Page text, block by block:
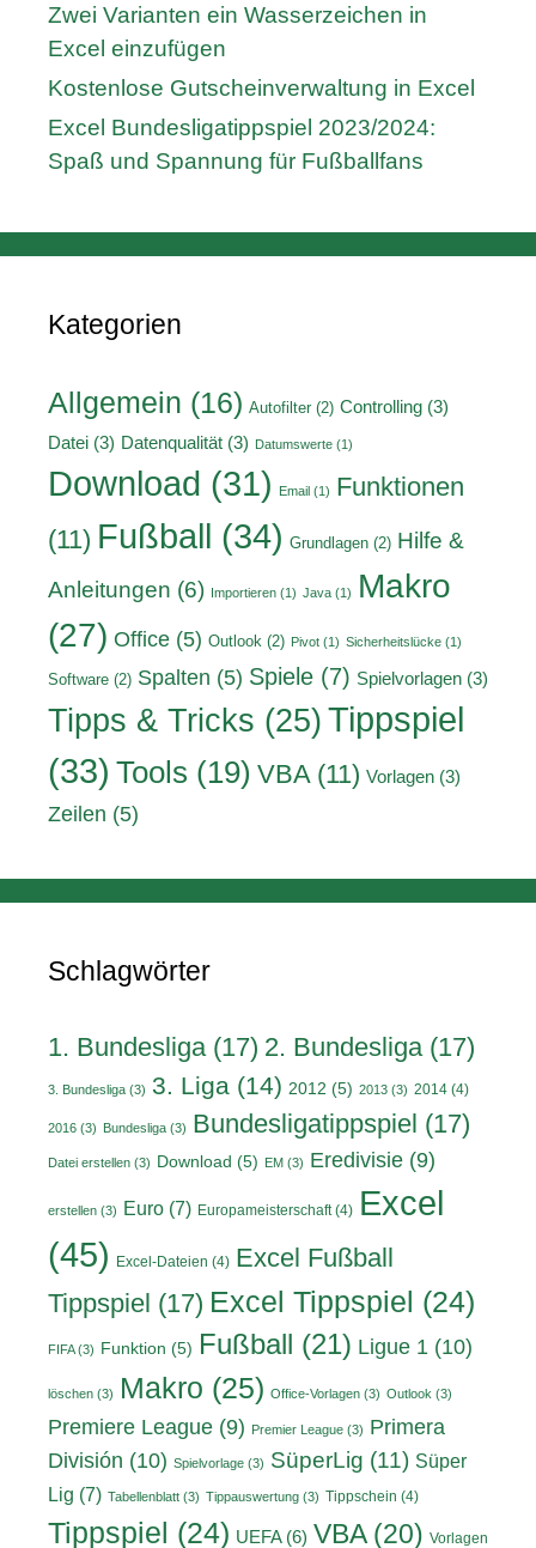
Zwei Varianten ein Wasserzeichen in
Excel einzufügen
Kostenlose Gutscheinverwaltung in Excel
Excel Bundesligatippspiel 2023/2024:
Spaß und Spannung für Fußballfans
Kategorien
Allgemein (16) Autofilter (2) Controlling (3)
Datei (3) Datenqualität (3) Datumswerte (1)
Download (31) Email (1) Funktionen
(11) Fußball (34) Grundlagen (2) Hilfe &
Anleitungen (6) Importieren (1) Java (1)
Makro
(27) Office (5) Outlook (2) Pivot (1) Sicherheitslücke (1)
Software (2) Spalten (5) Spiele (7) Spielvorlagen (3)
Tipps & Tricks (25)Tippspiel
(33) Tools (19) VBA (11) Vorlagen (3)
Zeilen (5)
Schlagwörter
1. Bundesliga (17) 2. Bundesliga (17)
3. Bundesliga (3) 3. Liga (14) 2012 (5) 2013 (3) 2014 (4)
2016 (3) Bundesliga (3) Bundesligatippspiel (17)
Datei erstellen (3) Download (5) EM (3) Eredivisie (9)
erstellen (3) Euro (7) Europameisterschaft(4) Excel
(45) Excel-Dateien (4) Excel Fußball
Tippspiel (17) Excel Tippspiel (24)
FIFA(3) Funktion (5) Fußball (21) Ligue 1 (10)
löschen (3) Makro (25) Office-Vorlagen (3) Outlook (3)
Premiere League (9) Premier League (3) Primera
División (10) Spielvorlage (3) SüperLig (11) Süper
Lig (7) Tabellenblatt (3) Tippauswertung (3) Tippschein (4)
Tippspiel (24) UEFA(6) VBA(20) Vorlagen